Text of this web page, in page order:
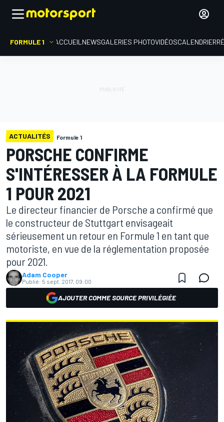
FORMULE 1 ACCUEIL NEWSGALERIES PHOTOVIDÉOSCALENDRIER
ACTUALITÉS Formule 1
PORSCHE CONFIRME
S'INTÉRESSER À LA FORMULE
1 POUR 2021
Le directeur financier de Porsche a confirmé que
le constructeur de Stuttgart envisageait
sérieusement un retour en Formule 1 en tant que
motoriste, en vue de la réglementation proposée
pour 2021.
Adam Cooper
Publié: 5 sept. 2017, 09:00
AJOUTER COMME SOURCE PRIVILÉGIÉE